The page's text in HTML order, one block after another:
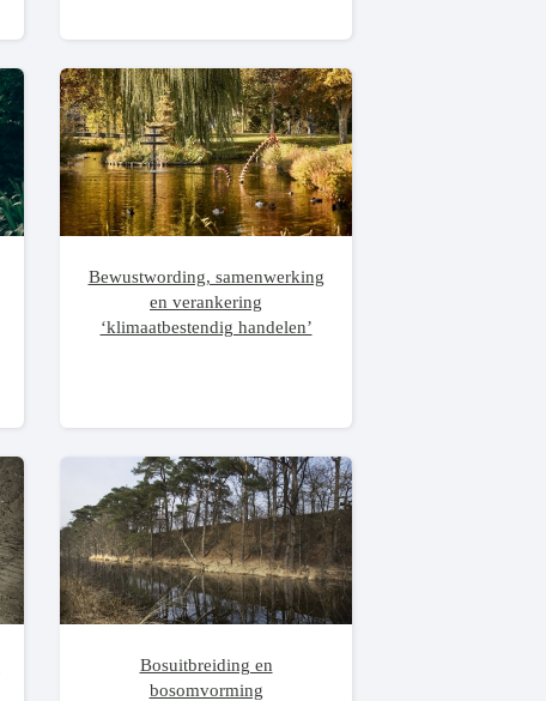
Bewustwording, samenwerking
en verankering
‘klimaatbestendig handelen’
Bosuitbreiding en
bosomvorming